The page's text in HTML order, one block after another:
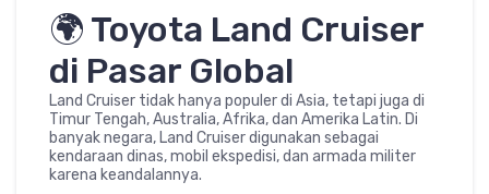
🌍 Toyota Land Cruiser
di Pasar Global
Land Cruiser tidak hanya populer di Asia, tetapi juga di
Timur Tengah, Australia, Afrika, dan Amerika Latin. Di
banyak negara, Land Cruiser digunakan sebagai
kendaraan dinas, mobil ekspedisi, dan armada militer
karena keandalannya.